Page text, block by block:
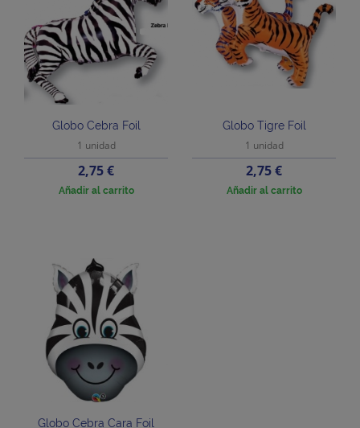
Globo Cebra Foil
1 unidad
Precio
2,75 €
Añadir al carrito
Globo Tigre Foil
1 unidad
Precio
2,75 €
Añadir al carrito
Globo Cebra Cara Foil